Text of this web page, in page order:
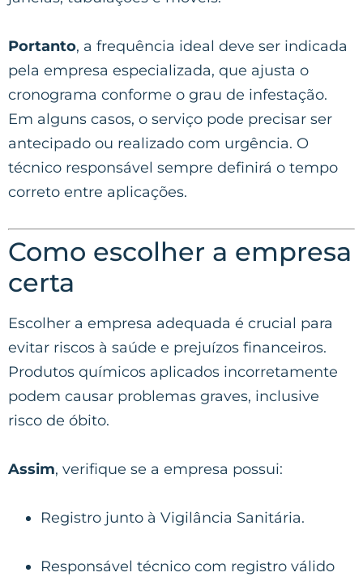
Portanto, a frequência ideal deve ser indicada
pela empresa especializada, que ajusta o
cronograma conforme o grau de infestação.
Em alguns casos, o serviço pode precisar ser
antecipado ou realizado com urgência. O
técnico responsável sempre definirá o tempo
correto entre aplicações.
Como escolher a empresa
certa
Escolher a empresa adequada é crucial para
evitar riscos à saúde e prejuízos financeiros.
Produtos químicos aplicados incorretamente
podem causar problemas graves, inclusive
risco de óbito.
Assim, verifique se a empresa possui:
Registro junto à Vigilância Sanitária.
Responsável técnico com registro válido